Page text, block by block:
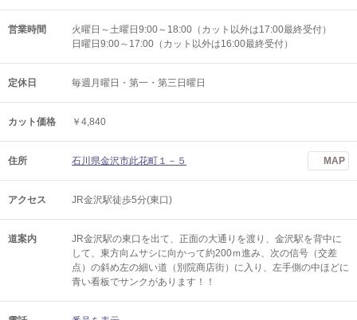
営業時間
火曜日～土曜日9:00～18:00（カット以外は17:00最終受付）
日曜日9:00～17:00（カット以外は16:00最終受付）
定休日 毎週月曜日・第一・第三日曜日
カット価格 ￥4,840
住所 石川県金沢市此花町１－５ MAP
アクセス JR金沢駅徒歩5分(東口)
道案内
JR金沢駅の東口を出て、正面の大通りを渡り、金沢駅を背中に
して、東方向ムサシに向かって約200ｍ進み、次の信号（交差
点）の斜め左の細い道（別院商店街）に入り、左手側の中ほどに
青い看板でサンクがあります！！